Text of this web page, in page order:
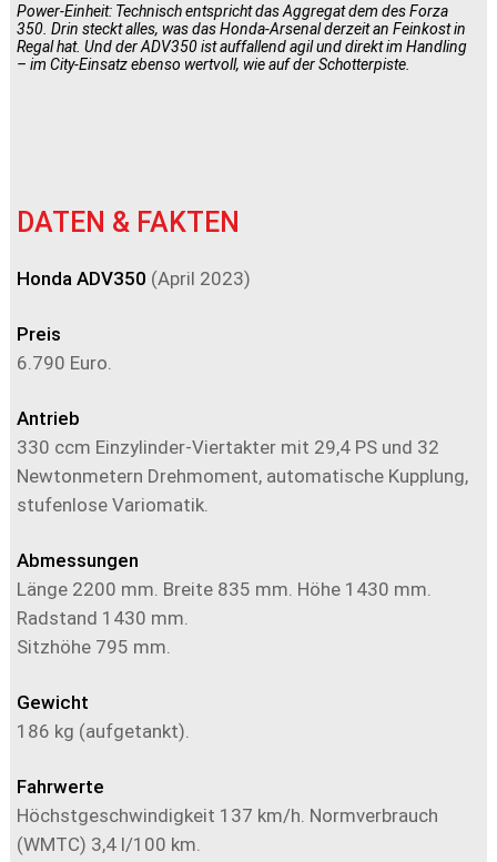
Power-Einheit: Technisch entspricht das Aggregat dem des Forza
350. Drin steckt alles, was das Honda-Arsenal derzeit an Feinkost in
Regal hat. Und der ADV350 ist auffallend agil und direkt im Handling
– im City-Einsatz ebenso wertvoll, wie auf der Schotterpiste.
DATEN & FAKTEN
Honda ADV350 (April 2023)
Preis
6.790 Euro.
Antrieb
330 ccm Einzylinder-Viertakter mit 29,4 PS und 32
Newtonmetern Drehmoment, automatische Kupplung,
stufenlose Variomatik.
Abmessungen
Länge 2200 mm. Breite 835 mm. Höhe 1430 mm.
Radstand 1430 mm.
Sitzhöhe 795 mm.
Gewicht
186 kg (aufgetankt).
Fahrwerte
Höchstgeschwindigkeit 137 km/h. Normverbrauch
(WMTC) 3,4 l/100 km.